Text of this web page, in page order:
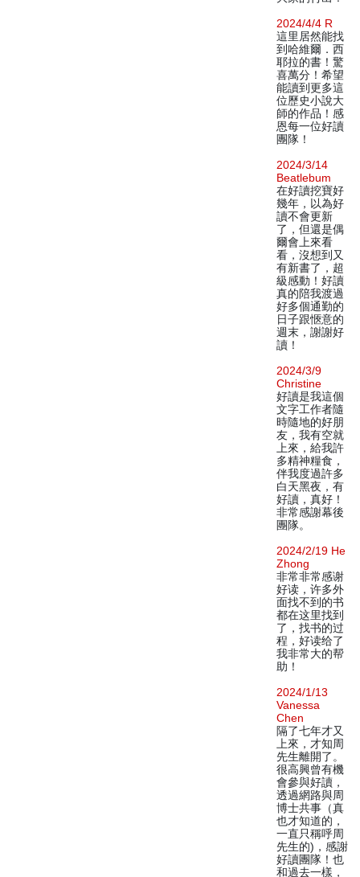
2024/4/4 R
這里居然能找
到哈維爾．西
耶拉的書！驚
喜萬分！希望
能讀到更多這
位歷史小說大
師的作品！感
恩每一位好讀
團隊！
2024/3/14
Beatlebum
在好讀挖寶好
幾年，以為好
讀不會更新
了，但還是偶
爾會上來看
看，沒想到又
有新書了，超
級感動！好讀
真的陪我渡過
好多個通勤的
日子跟愜意的
週末，謝謝好
讀！
2024/3/9
Christine
好讀是我這個
文字工作者隨
時隨地的好朋
友，我有空就
上來，給我許
多精神糧食，
伴我度過許多
白天黑夜，有
好讀，真好！
非常感謝幕後
團隊。
2024/2/19 He
Zhong
非常非常感谢
好读，许多外
面找不到的书
都在这里找到
了，找书的过
程，好读给了
我非常大的帮
助！
2024/1/13
Vanessa
Chen
隔了七年才又
上來，才知周
先生離開了。
很高興曾有機
會參與好讀，
透過網路與周
博士共事（真
也才知道的，
一直只稱呼周
先生的)，感謝
好讀團隊！也
和過去一樣，